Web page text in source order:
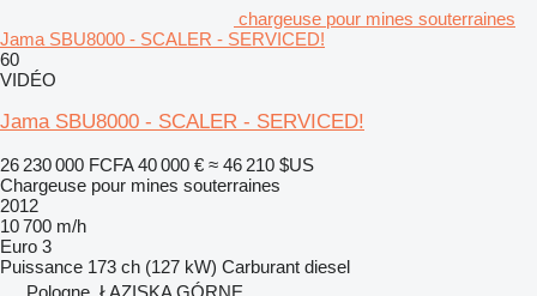
chargeuse pour mines souterraines
Jama SBU8000 - SCALER - SERVICED!
60
VIDÉO
Jama SBU8000 - SCALER - SERVICED!
26 230 000 FCFA 40 000 € ≈ 46 210 $US
Chargeuse pour mines souterraines
2012
10 700 m/h
Euro 3
Puissance 173 ch (127 kW) Carburant diesel
Pologne, ŁAZISKA GÓRNE